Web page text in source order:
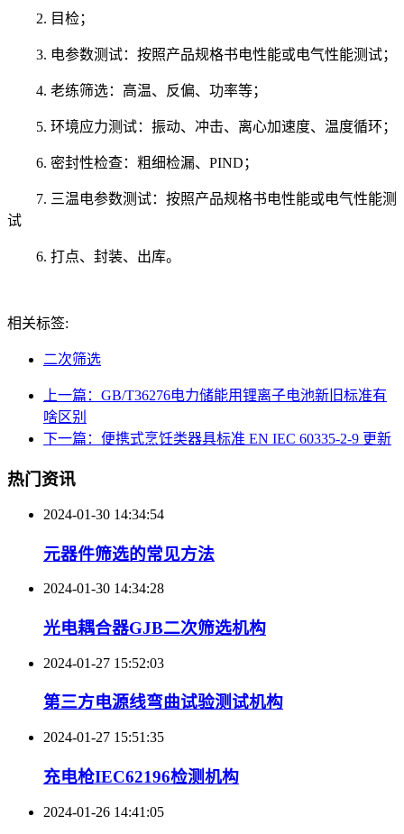
2. 目检；
3. 电参数测试：按照产品规格书电性能或电气性能测试；
4. 老练筛选：高温、反偏、功率等；
5. 环境应力测试：振动、冲击、离心加速度、温度循环；
6. 密封性检查：粗细检漏、PIND；
7. 三温电参数测试：按照产品规格书电性能或电气性能测
试
6. 打点、封装、出库。
相关标签:
二次筛选
上一篇：GB/T36276电力储能用锂离子电池新旧标准有
啥区别
下一篇：便携式烹饪类器具标准 EN IEC 60335-2-9 更新
热门资讯
2024-01-30 14:34:54
元器件筛选的常见方法
2024-01-30 14:34:28
光电耦合器GJB二次筛选机构
2024-01-27 15:52:03
第三方电源线弯曲试验测试机构
2024-01-27 15:51:35
充电枪IEC62196检测机构
2024-01-26 14:41:05